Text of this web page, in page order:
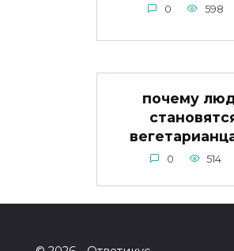
0 598
почему
0 514